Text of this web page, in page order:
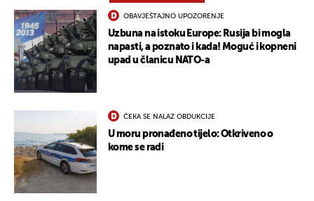
OBAVJEŠTAJNO UPOZORENJE
Uzbuna na istoku Europe: Rusija bi mogla
napasti, a poznato i kada! Moguć i kopneni
upad u članicu NATO-a
ČEKA SE NALAZ OBDUKCIJE
U moru pronađeno tijelo: Otkriveno o
kome se radi